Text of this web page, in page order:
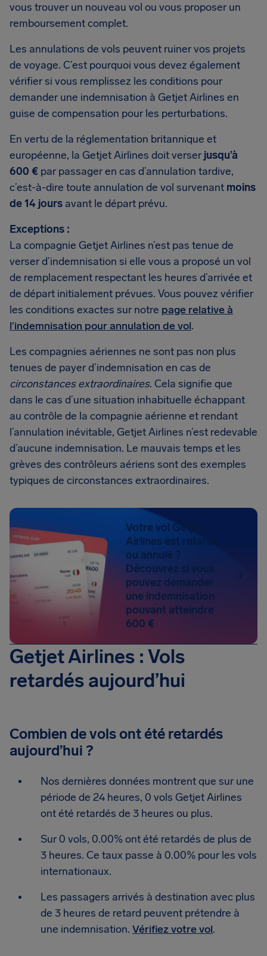
vous trouver un nouveau vol ou vous proposer un
remboursement complet.
Les annulations de vols peuvent ruiner vos projets
de voyage. C’est pourquoi vous devez également
vérifier si vous remplissez les conditions pour
demander une indemnisation à Getjet Airlines en
guise de compensation pour les perturbations.
En vertu de la réglementation britannique et
européenne, la Getjet Airlines doit verser jusqu’à
600 € par passager en cas d’annulation tardive,
c’est-à-dire toute annulation de vol survenant moins
de 14 jours avant le départ prévu.
Exceptions :
La compagnie Getjet Airlines n’est pas tenue de
verser d’indemnisation si elle vous a proposé un vol
de remplacement respectant les heures d’arrivée et
de départ initialement prévues. Vous pouvez vérifier
les conditions exactes sur notre page relative à
l’indemnisation pour annulation de vol.
Les compagnies aériennes ne sont pas non plus
tenues de payer d’indemnisation en cas de
circonstances extraordinaires. Cela signifie que
dans le cas d’une situation inhabituelle échappant
au contrôle de la compagnie aérienne et rendant
l’annulation inévitable, Getjet Airlines n’est redevable
d’aucune indemnisation. Le mauvais temps et les
grèves des contrôleurs aériens sont des exemples
typiques de circonstances extraordinaires.
Votre vol Getjet
Airlines est retardé
ou annulé ?
Découvrez si vous
pouvez demander
une indemnisation
pouvant atteindre
600 €
Getjet Airlines : Vols
retardés aujourd’hui
Combien de vols ont été retardés
aujourd’hui ?
Nos dernières données montrent que sur une
période de 24 heures, 0 vols Getjet Airlines
ont été retardés de 3 heures ou plus.
Sur 0 vols, 0.00% ont été retardés de plus de
3 heures. Ce taux passe à 0.00% pour les vols
internationaux.
Les passagers arrivés à destination avec plus
de 3 heures de retard peuvent prétendre à
une indemnisation. Vérifiez votre vol.